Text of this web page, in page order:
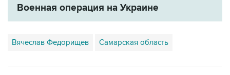
Военная операция на Украине
Вячеслав Федорищев Самарская область